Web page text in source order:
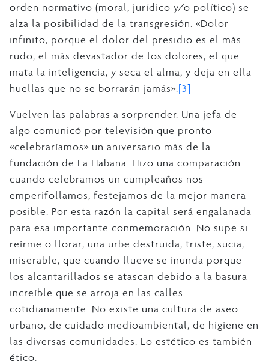
orden normativo (moral, jurídico y/o político) se
alza la posibilidad de la transgresión. «Dolor
infinito, porque el dolor del presidio es el más
rudo, el más devastador de los dolores, el que
mata la inteligencia, y seca el alma, y deja en ella
huellas que no se borrarán jamás».[3]
Vuelven las palabras a sorprender. Una jefa de
algo comunicó por televisión que pronto
«celebraríamos» un aniversario más de la
fundación de La Habana. Hizo una comparación:
cuando celebramos un cumpleaños nos
emperifollamos, festejamos de la mejor manera
posible. Por esta razón la capital será engalanada
para esa importante conmemoración. No supe si
reírme o llorar; una urbe destruida, triste, sucia,
miserable, que cuando llueve se inunda porque
los alcantarillados se atascan debido a la basura
increíble que se arroja en las calles
cotidianamente. No existe una cultura de aseo
urbano, de cuidado medioambiental, de higiene en
las diversas comunidades. Lo estético es también
ético.